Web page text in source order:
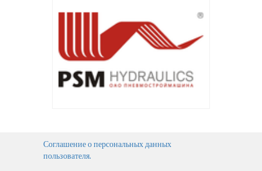
Соглашение о персональных данных
пользователя.